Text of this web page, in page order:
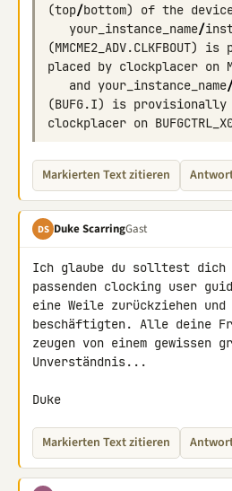
(top/bottom) of the
your_instance_name/
(MMCME2_ADV.CLKFBOUT) is
placed by clockplacer on
and your_instance_name
(BUFG.I) is provisionally
clockplacer on
Markierten Text zitieren
DS Duke ScarringGast
Ich glaube du solltest dich
passenden clocking user
eine Weile zurückziehen
beschäftigten. Alle deine
zeugen von einem gewissen
Unverständnis...
Duke
Markierten Text zitieren